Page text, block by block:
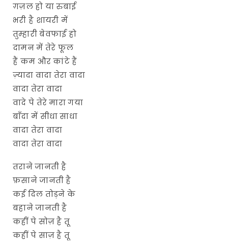
ग़ज़ल हो या रुबाई
भरी है शायरी में
तुम्हारी बेवफाई हो
दामन में तेरे फूल
हैं कम और कांटे हैं
ज़्यादा वादा तेरा वादा
वादा तेरा वादा
वादे पे तेरे मारा गया
बाँदा में सीधा साधा
वादा तेरा वादा
वादा तेरा वादा
तराने जानती है
फ़साने जानती है
कई दिल तोड़ने के
बहाने जानती है
कहीं पे सोज़ है तू
कहीं पे साज़ है तू